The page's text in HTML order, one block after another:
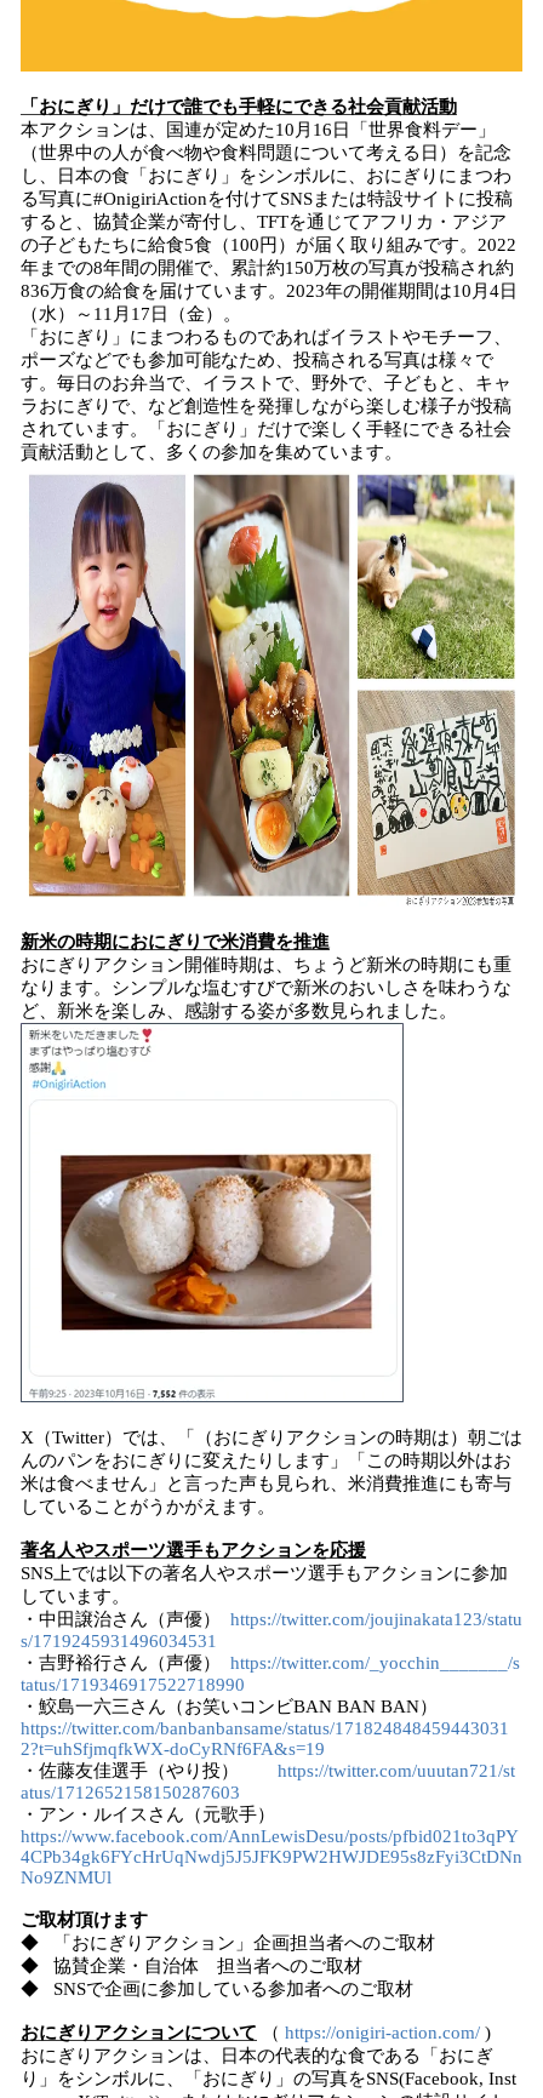
「おにぎり」だけで誰でも手軽にできる社会貢献活動
本アクションは、国連が定めた10月16日「世界食料デー」
（世界中の人が食べ物や食料問題について考える日）を記念
し、日本の食「おにぎり」をシンボルに、おにぎりにまつわ
る写真に#OnigiriActionを付けてSNSまたは特設サイトに投稿
すると、協賛企業が寄付し、TFTを通じてアフリカ・アジア
の子どもたちに給食5食（100円）が届く取り組みです。2022
年までの8年間の開催で、累計約150万枚の写真が投稿され約
836万食の給食を届けています。2023年の開催期間は10月4日
（水）～11月17日（金）。
「おにぎり」にまつわるものであればイラストやモチーフ、
ポーズなどでも参加可能なため、投稿される写真は様々で
す。毎日のお弁当で、イラストで、野外で、子どもと、キャ
ラおにぎりで、など創造性を発揮しながら楽しむ様子が投稿
されています。「おにぎり」だけで楽しく手軽にできる社会
貢献活動として、多くの参加を集めています。
新米の時期におにぎりで米消費を推進
おにぎりアクション開催時期は、ちょうど新米の時期にも重
なります。シンプルな塩むすびで新米のおいしさを味わうな
ど、新米を楽しみ、感謝する姿が多数見られました。
X（Twitter）では、「（おにぎりアクションの時期は）朝ごは
んのパンをおにぎりに変えたりします」「この時期以外はお
米は食べません」と言った声も見られ、米消費推進にも寄与
していることがうかがえます。
著名人やスポーツ選手もアクションを応援
SNS上では以下の著名人やスポーツ選手もアクションに参加
しています。
・中田譲治さん（声優） https://twitter.com/joujinakata123/statu
s/1719245931496034531
・吉野裕行さん（声優） https://twitter.com/_yocchin_______/s
tatus/1719346917522718990
・鮫島一六三さん（お笑いコンビBAN BAN BAN）
https://twitter.com/banbanbansame/status/171824848459443031
2?t=uhSfjmqfkWX-doCyRNf6FA&s=19
・佐藤友佳選手（やり投） https://twitter.com/uuutan721/st
atus/1712652158150287603
・アン・ルイスさん（元歌手）
https://www.facebook.com/AnnLewisDesu/posts/pfbid021to3qPY
4CPb34gk6FYcHrUqNwdj5J5JFK9PW2HWJDE95s8zFyi3CtDNn
No9ZNMUl
ご取材頂けます
◆ 「おにぎりアクション」企画担当者へのご取材
◆ 協賛企業・自治体 担当者へのご取材
◆ SNSで企画に参加している参加者へのご取材
おにぎりアクションについて （ https://onigiri-action.com/ )
おにぎりアクションは、日本の代表的な食である「おにぎ
り」をシンボルに、「おにぎり」の写真をSNS(Facebook, Inst